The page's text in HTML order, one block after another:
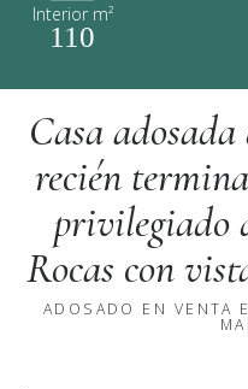
Interior m²
110
Casa
recién
privilegiado
Rocas con
ADOSADO EN VENTA